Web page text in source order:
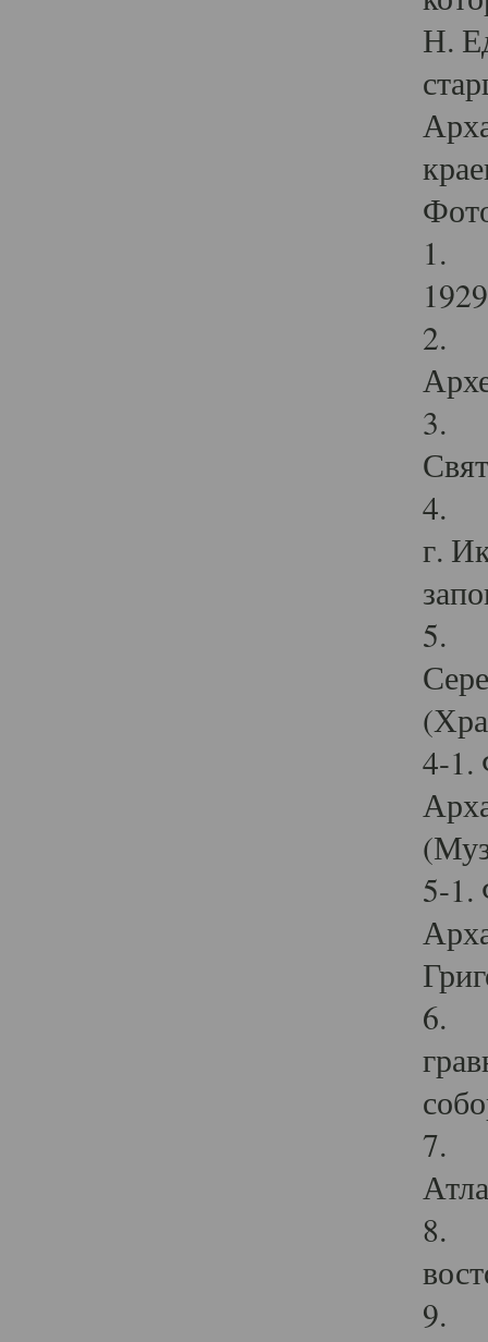
Н.
1.
2.
3.
4.
г.
5.
4-1.
5-1.
6.
7.
8.
9.